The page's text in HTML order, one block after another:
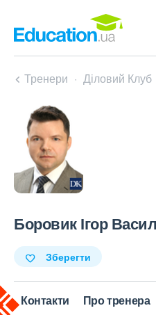
Тренери Діловий Клуб
Боровик Ігор
Зберегти
Контакти Про тренера